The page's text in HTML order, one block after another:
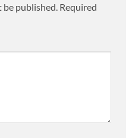
be published. Required